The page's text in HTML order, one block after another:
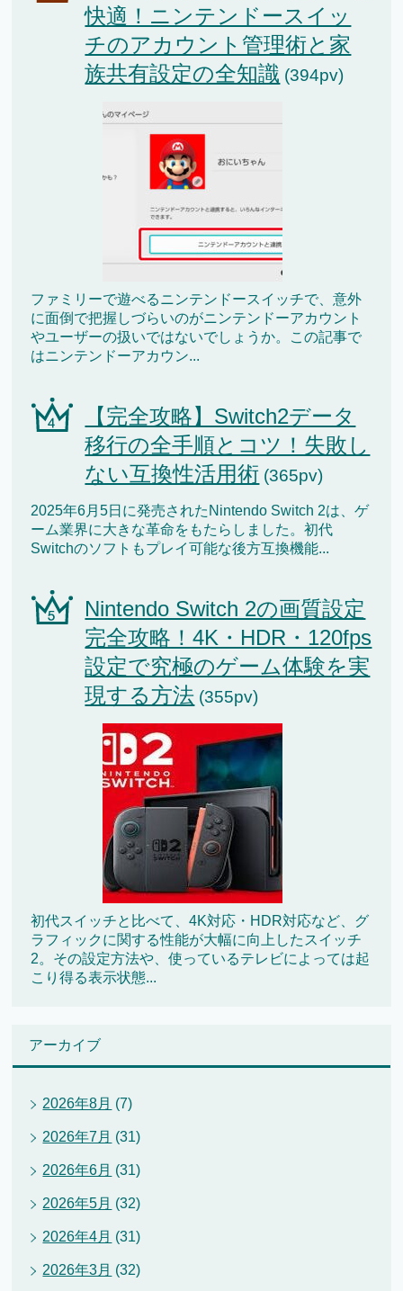
快適！ニンテンドースイッ
チのアカウント管理術と家
族共有設定の全知識 (394pv)
ファミリーで遊べるニンテンドースイッチで、意外
に面倒で把握しづらいのがニンテンドーアカウント
やユーザーの扱いではないでしょうか。この記事で
はニンテンドーアカウン...
【完全攻略】Switch2データ
移行の全手順とコツ！失敗し
ない互換性活用術 (365pv)
2025年6月5日に発売されたNintendo Switch 2は、ゲ
ーム業界に大きな革命をもたらしました。初代
Switchのソフトもプレイ可能な後方互換機能...
Nintendo Switch 2の画質設定
完全攻略！4K・HDR・120fps
設定で究極のゲーム体験を実
現する方法 (355pv)
初代スイッチと比べて、4K対応・HDR対応など、グ
ラフィックに関する性能が大幅に向上したスイッチ
2。その設定方法や、使っているテレビによっては起
こり得る表示状態...
アーカイブ
2026年8月 (7)
2026年7月 (31)
2026年6月 (31)
2026年5月 (32)
2026年4月 (31)
2026年3月 (32)